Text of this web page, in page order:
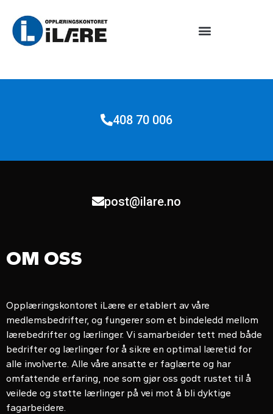
408 70 006
post@ilare.no
OM OSS
Opplæringskontoret iLære er etablert av våre
medlemsbedrifter, og fungerer som et bindeledd mellom
lærebedrifter og lærlinger. Vi samarbeider tett med både
bedrifter og lærlinger for å sikre en optimal læretid for
alle involverte. Alle våre ansatte er faglærte og har
omfattende erfaring, noe som gjør oss godt rustet til å
veilede og støtte lærlinger på vei mot å bli dyktige
fagarbeidere.